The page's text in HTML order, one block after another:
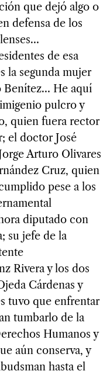
que dejó algo o
defensa de los
de esa
la segunda mujer
Benítez… He aquí
pulcro y
quien fuera rector
el doctor José
Arturo Olivares
Cruz, quien
pese a los
diputado con
su jefe de la
Rivera y los dos
Cárdenas y
tuvo que enfrentar
tumbarlo de la
Humanos y
aún conserva, y
hasta el